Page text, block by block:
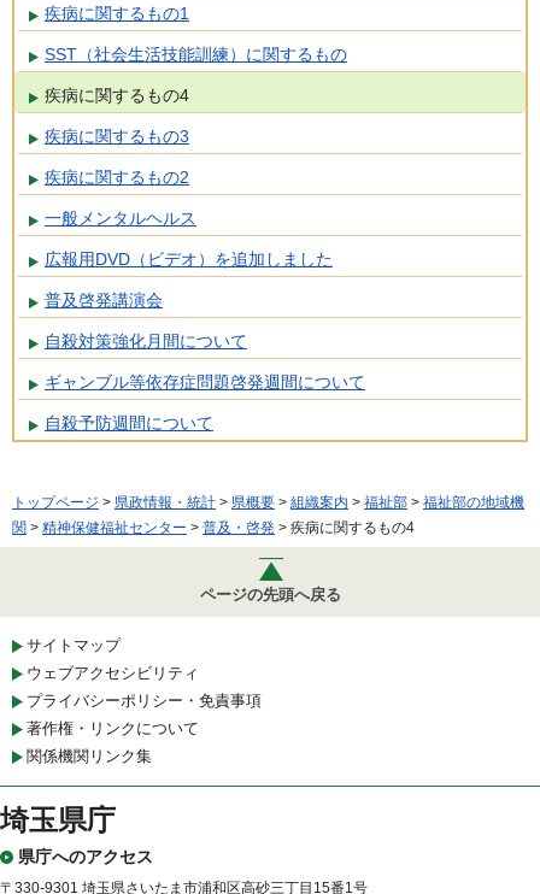
疾病に関するもの1
SST（社会生活技能訓練）に関するもの
疾病に関するもの4
疾病に関するもの3
疾病に関するもの2
一般メンタルヘルス
広報用DVD（ビデオ）を追加しました
普及啓発講演会
自殺対策強化月間について
ギャンブル等依存症問題啓発週間について
自殺予防週間について
トップページ > 県政情報・統計 > 県概要 > 組織案内 > 福祉部 > 福祉部の地域機
関 > 精神保健福祉センター > 普及・啓発 > 疾病に関するもの4
ページの先頭へ戻る
サイトマップ
ウェブアクセシビリティ
プライバシーポリシー・免責事項
著作権・リンクについて
関係機関リンク集
埼玉県庁
県庁へのアクセス
〒330-9301 埼玉県さいたま市浦和区高砂三丁目15番1号